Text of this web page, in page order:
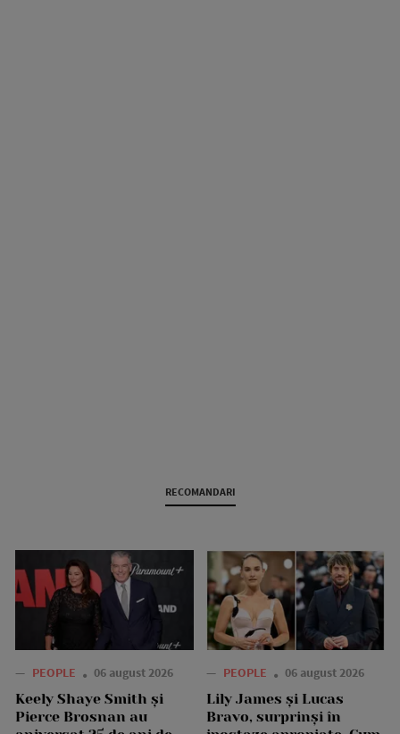
RECOMANDARI
— PEOPLE 06 august 2026
Keely Shaye Smith și
Pierce Brosnan au
— PEOPLE 06 august 2026
Lily James și Lucas
Bravo, surprinși în